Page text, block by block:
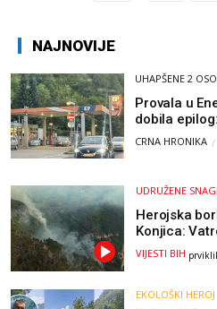
NAJNOVIJE
UHAPŠENE 2
Provala u
dobila
Čapljini i
CRNA HRONIKA
UDRUŽENE
Herojska
Konjica:
Sarajeva,
udružili
VIJESTI BIH
EKOLOŠKI HEROJ